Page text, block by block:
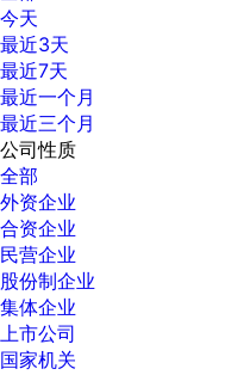
今天
最近3天
最近7天
最近一个月
最近三个月
公司性质
全部
外资企业
合资企业
民营企业
股份制企业
集体企业
上市公司
国家机关